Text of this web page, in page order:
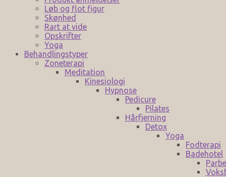
Løb og flot figur
Skønhed
Rart at vide
Opskrifter
Yoga
Behandlingstyper
Zoneterapi
Meditation
Kinesiologi
Hypnose
Pedicure
Pilates
Hårfjerning
Detox
Yoga
Fodterapi
Badehotel